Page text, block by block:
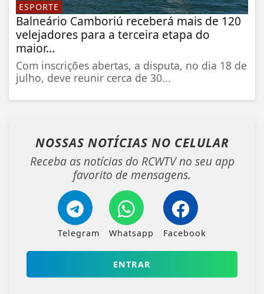
ESPORTE
Balneário Camboriú receberá mais de 120
velejadores para a terceira etapa do
maior...
Com inscrições abertas, a disputa, no dia 18 de
julho, deve reunir cerca de 30...
NOSSAS NOTÍCIAS NO CELULAR
Receba as notícias do RCWTV no seu app
favorito de mensagens.
Telegram Whatsapp Facebook
ENTRAR